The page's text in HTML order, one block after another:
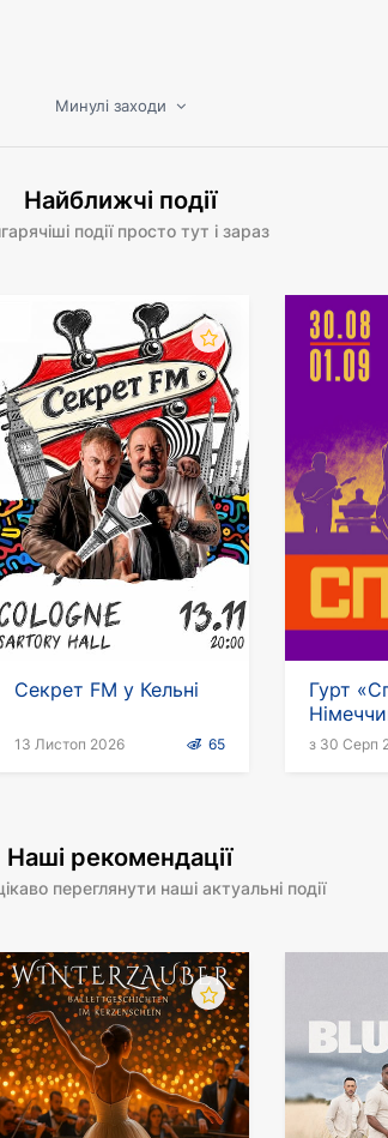
Минулі заходи
Найближчі події
події просто тут і зараз
Секрет FM у Кельні
13 Листоп 2026 65
Гурт
з 30 Серп
Наші рекомендації
переглянути наші актуальні події